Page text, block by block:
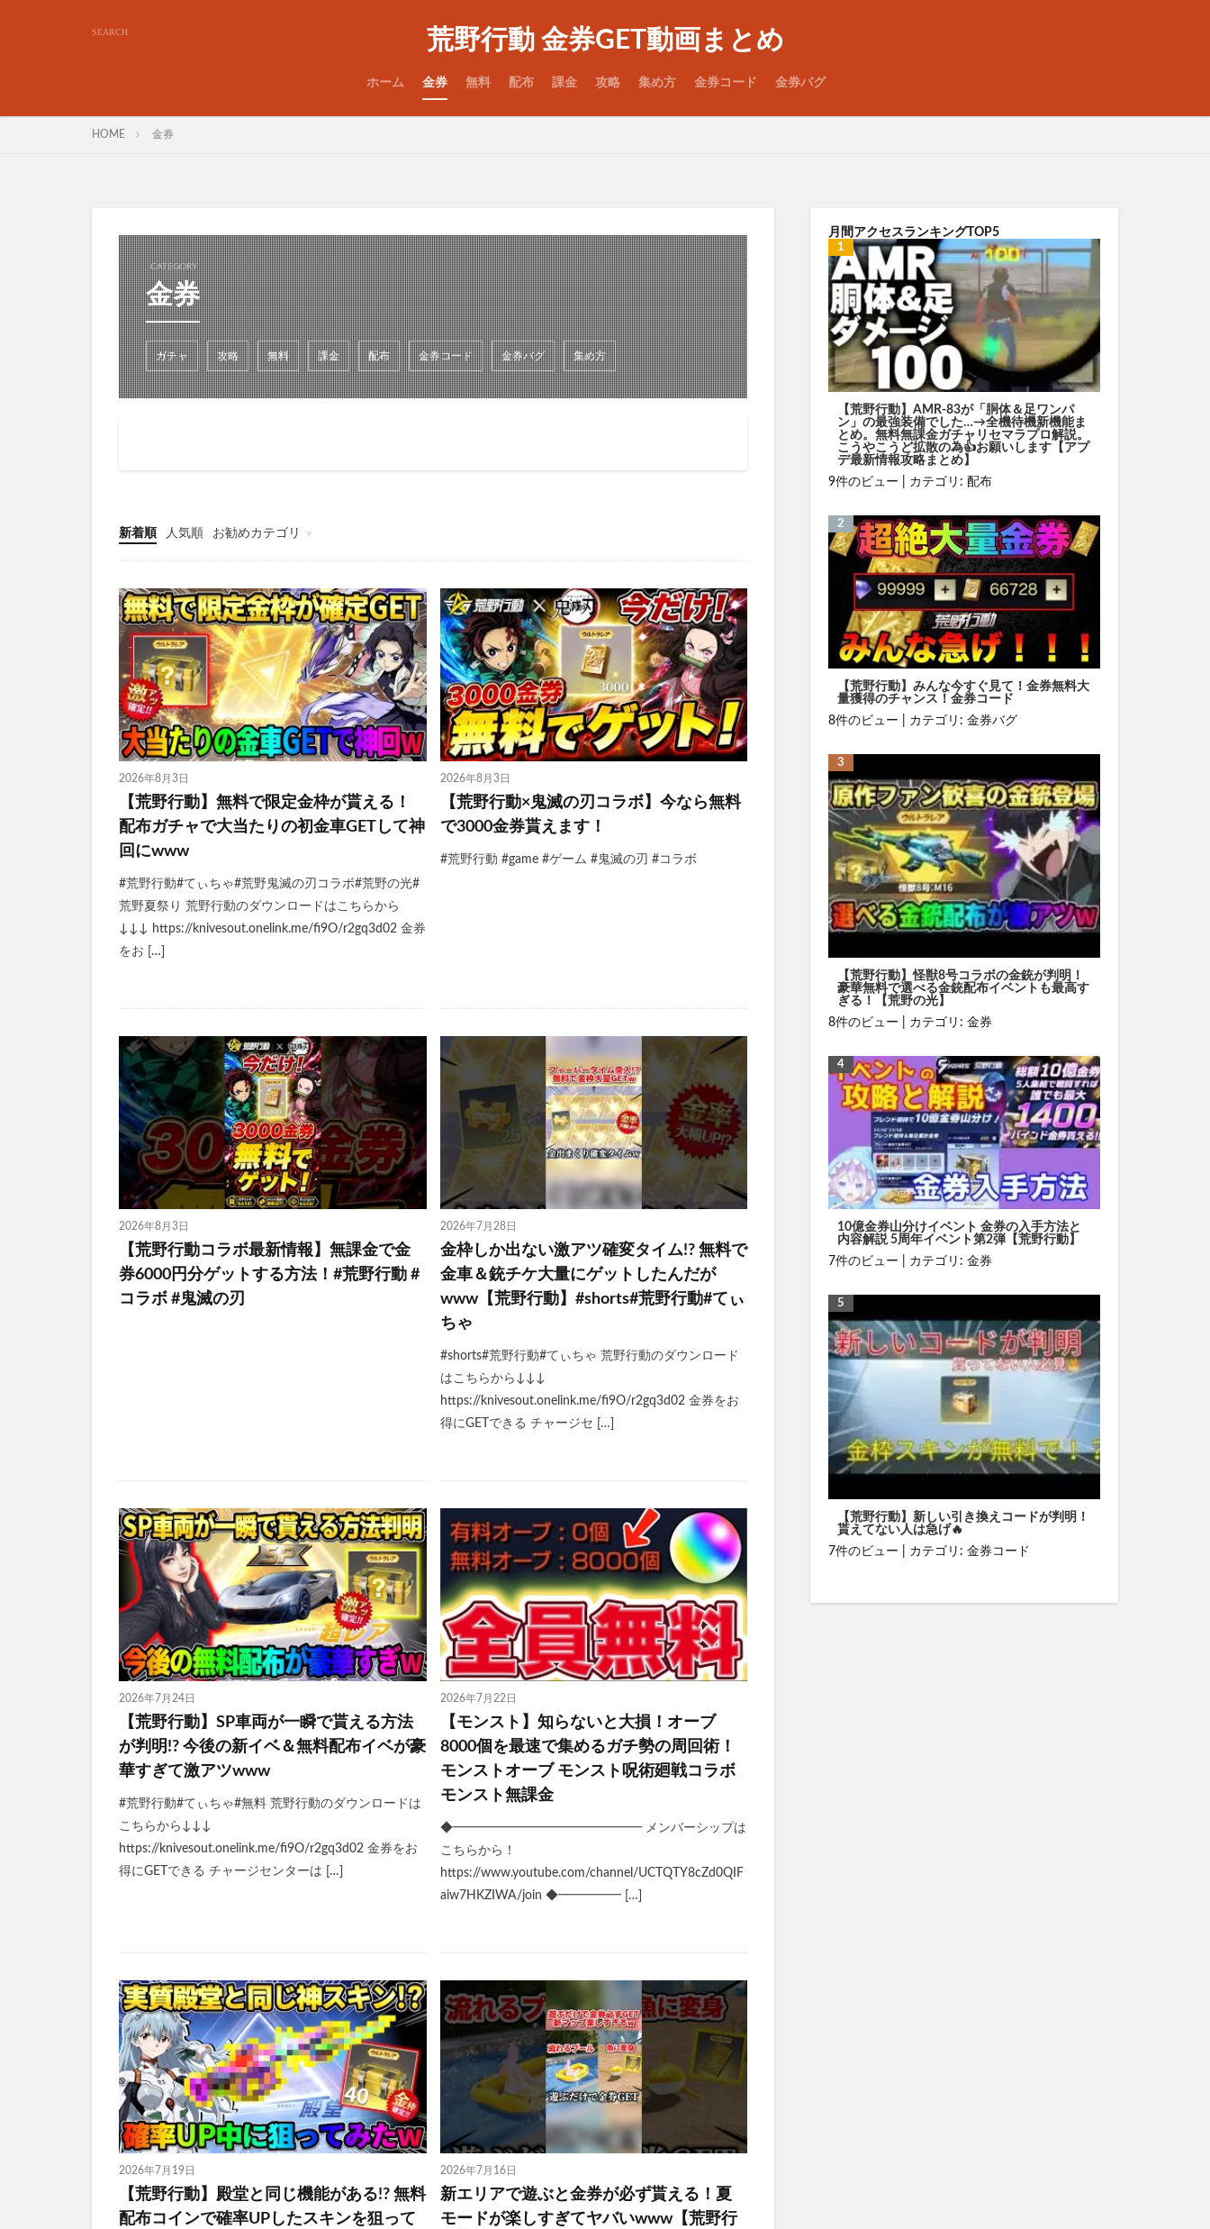
荒野行動 金券GET動画まとめ
ホーム 金券 無料 配布 課金 攻略 集め方 金券コード 金券バグ
HOME 金券
CATEGORY
金券
ガチャ 攻略 無料 課金 配布 金券コード 金券バグ 集め方
新着順 人気順 お勧めカテゴリ
金券
2026年8月3日
【荒野行動】無料で限定金枠が貰える！
配布ガチャで大当たりの初金車GETして神
回にwww
#荒野行動#てぃちゃ#荒野鬼滅の刃コラボ#荒野の光#
荒野夏祭り 荒野行動のダウンロードはこちらから
↓↓↓ https://knivesout.onelink.me/fi9O/r2gq3d02 金券
をお […]
2026年8月3日
【荒野行動×鬼滅の刃コラボ】今なら無料
で3000金券貰えます！
#荒野行動 #game #ゲーム #鬼滅の刃 #コラボ
2026年8月3日
【荒野行動コラボ最新情報】無課金で金
券6000円分ゲットする方法！#荒野行動 #
コラボ #鬼滅の刃
2026年7月28日
金枠しか出ない激アツ確変タイム!? 無料で
金車＆銃チケ大量にゲットしたんだが
www【荒野行動】#shorts#荒野行動#てぃ
ちゃ
#shorts#荒野行動#てぃちゃ 荒野行動のダウンロード
はこちらから↓↓↓
https://knivesout.onelink.me/fi9O/r2gq3d02 金券をお
得にGETできる チャージセ […]
2026年7月24日
【荒野行動】SP車両が一瞬で貰える方法
が判明!? 今後の新イベ＆無料配布イベが豪
華すぎて激アツwww
#荒野行動#てぃちゃ#無料 荒野行動のダウンロードは
こちらから↓↓↓
https://knivesout.onelink.me/fi9O/r2gq3d02 金券をお
得にGETできる チャージセンターは […]
2026年7月22日
【モンスト】知らないと大損！オーブ
8000個を最速で集めるガチ勢の周回術！
モンストオーブ モンスト呪術廻戦コラボ
モンスト無課金
◆━━━━━━━━━━━━━━━ メンバーシップは
こちらから！
https://www.youtube.com/channel/UCTQTY8cZd0QIF
aiw7HKZIWA/join ◆━━━━━ […]
2026年7月19日
【荒野行動】殿堂と同じ機能がある!? 無料
配布コインで確率UPしたスキンを狙って
2026年7月16日
新エリアで遊ぶと金券が必ず貰える！夏
モードが楽しすぎてヤバいwww【荒野行
月間アクセスランキングTOP5
【荒野行動】AMR-83が「胴体＆足ワンパ
ン」の最強装備でした…→全機待機新機能ま
とめ。無料無課金ガチャリセマラプロ解説。
こうやこうど拡散の為👍お願いします【アプ
デ最新情報攻略まとめ】
9件のビュー
カテゴリ: 配布
【荒野行動】みんな今すぐ見て！金券無料大
量獲得のチャンス！金券コード
8件のビュー
カテゴリ: 金券バグ
【荒野行動】怪獣8号コラボの金銃が判明！
豪華無料で選べる金銃配布イベントも最高す
ぎる！【荒野の光】
8件のビュー
カテゴリ: 金券
10億金券山分けイベント 金券の入手方法と
内容解説 5周年イベント第2弾【荒野行動】
7件のビュー
カテゴリ: 金券
【荒野行動】新しい引き換えコードが判明！
貰えてない人は急げ🔥
7件のビュー
カテゴリ: 金券コード